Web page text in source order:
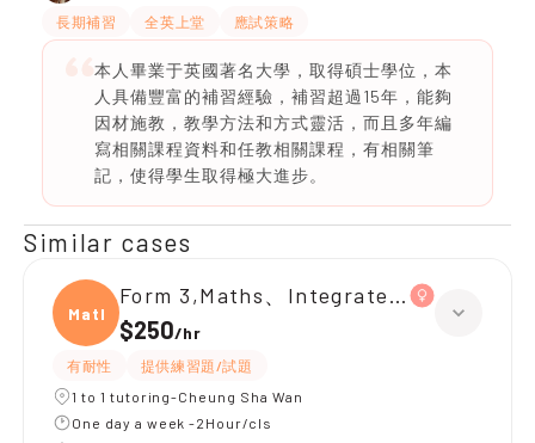
長期補習 全英上堂 應試策略
本人畢業于英國著名大學，取得碩士學位，本
人具備豐富的補習經驗，補習超過15年，能夠
因材施教，教學方法和方式靈活，而且多年編
寫相關課程資料和任教相關課程，有相關筆
記，使得學生取得極大進步。
Similar cases
Maths
Form 3,Maths、Integrated Science
$250/hr
有耐性
提供練習題/試題
1 to 1 tutoring-Cheung Sha Wan
One day a week -2Hour/cls